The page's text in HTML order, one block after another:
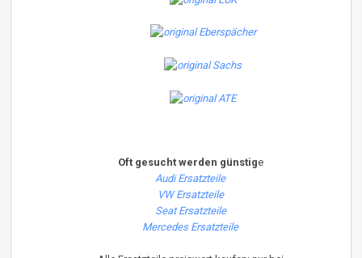
Oft gesucht werden günstige
Audi Ersatzteile
VW Ersatzteile
Seat Ersatzteile
Mercedes Ersatzteile